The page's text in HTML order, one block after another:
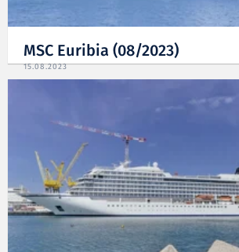
MSC Euribia (08/2023)
15.08.2023